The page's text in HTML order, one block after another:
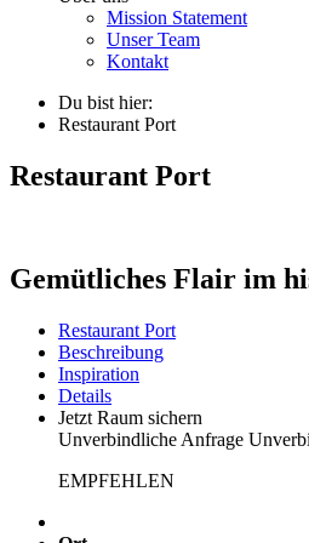
Mission Statement
Unser Team
Kontakt
Du bist hier:
Restaurant Port
Restaurant Port
Gemütliches Flair im
Restaurant Port
Beschreibung
Inspiration
Details
Jetzt Raum sichern
Unverbindliche Anfrage
EMPFEHLEN